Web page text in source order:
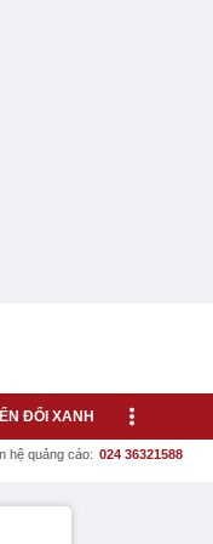
ĐỔI XANH
hệ quảng cáo: 024 36321588